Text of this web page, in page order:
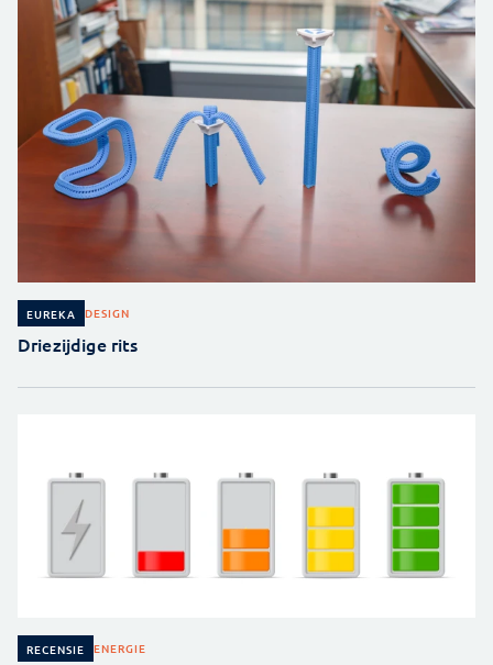
EUREKA DESIGN
Driezijdige rits
RECENSIE ENERGIE